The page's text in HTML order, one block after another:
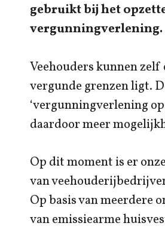
gebruikt bij het
vergunningverlening.
Veehouders kunnen
vergunde grenzen ligt.
‘vergunningverlening
daardoor meer
Op dit moment is er
van
Op basis van meerdere
van emissiearme